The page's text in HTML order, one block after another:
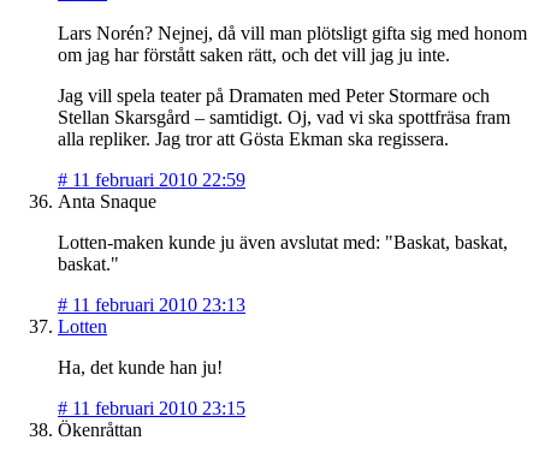
Lars Norén? Nejnej, då vill man plötsligt gifta sig med honom
om jag har förstått saken rätt, och det vill jag ju inte.
Jag vill spela teater på Dramaten med Peter Stormare och
Stellan Skarsgård – samtidigt. Oj, vad vi ska spottfräsa fram
alla repliker. Jag tror att Gösta Ekman ska regissera.
# 11 februari 2010 22:59
Anta Snaque
Lotten-maken kunde ju även avslutat med: "Baskat, baskat,
baskat."
# 11 februari 2010 23:13
Lotten
Ha, det kunde han ju!
# 11 februari 2010 23:15
Ökenråttan